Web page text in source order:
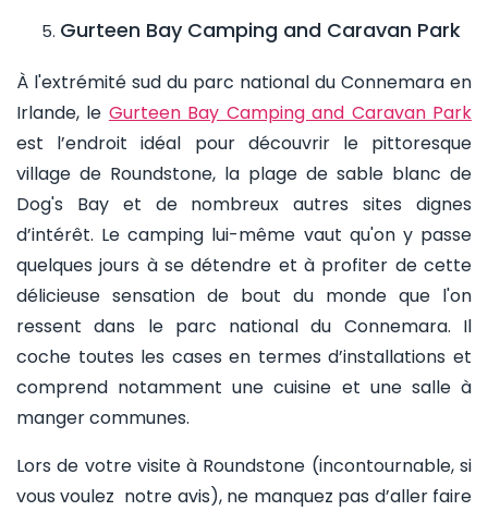
Gurteen Bay Camping and Caravan Park
À l'extrémité sud du parc national du Connemara en
Irlande, le Gurteen Bay Camping and Caravan Park
est l’endroit idéal pour découvrir le pittoresque
village de Roundstone, la plage de sable blanc de
Dog's Bay et de nombreux autres sites dignes
d’intérêt. Le camping lui-même vaut qu'on y passe
quelques jours à se détendre et à profiter de cette
délicieuse sensation de bout du monde que l'on
ressent dans le parc national du Connemara. Il
coche toutes les cases en termes d’installations et
comprend notamment une cuisine et une salle à
manger communes.
Lors de votre visite à Roundstone (incontournable, si
vous voulez notre avis), ne manquez pas d’aller faire